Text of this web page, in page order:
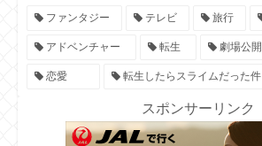
ファンタジー テレビ 旅行
アドベンチャー 転生 劇場公開
恋愛 転生したらスライムだった件
スポンサーリンク